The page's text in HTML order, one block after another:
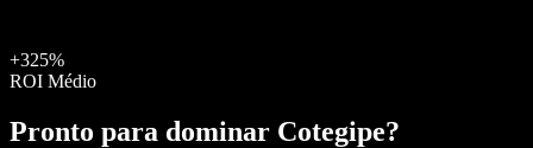
+325%
ROI Médio
Pronto para dominar Cotegipe?